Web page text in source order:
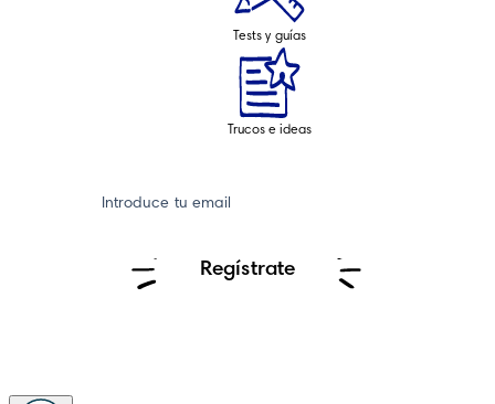
Tests y guías
Trucos e ideas
Introduce tu email
Regístrate